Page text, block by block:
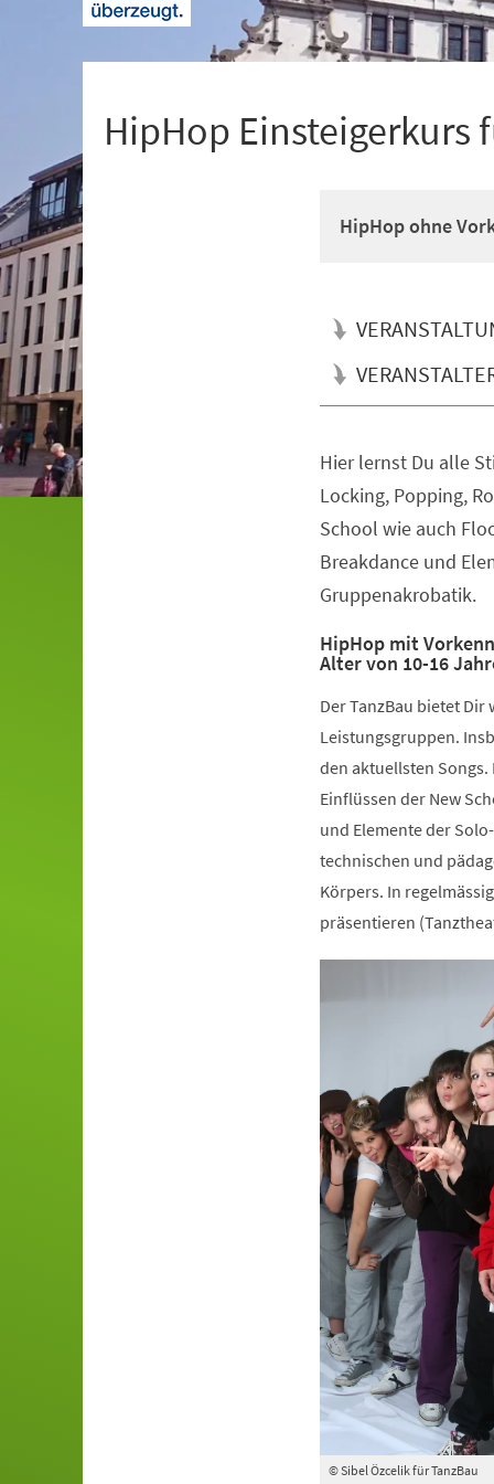
HipHop Einsteigerkurs
HipHop ohne
Hier lernst Du alle
Locking, Popping,
School wie auch
Breakdance und
Gruppenakrobatik.
HipHop mit
Alter von 10-16
Der TanzBau bietet
Leistungsgruppen.
den aktuellsten
Einflüssen der New
und Elemente der
technischen und
Körpers. In
präsentieren
© Sibel Özcelik für TanzBau